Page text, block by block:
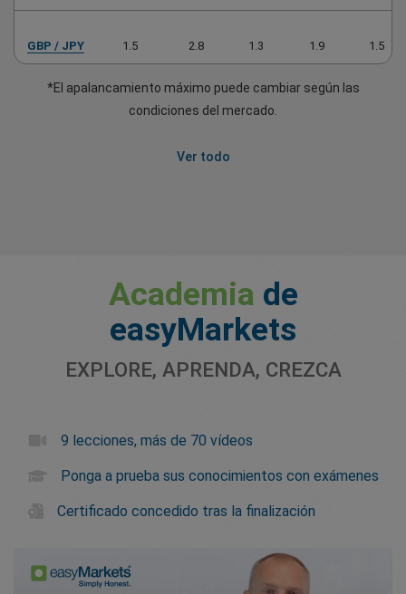
GBP / JPY 1.5 2.8 1.3 1.9 1.5
*El apalancamiento máximo puede cambiar según las
condiciones del mercado.
Ver todo
Academia de
easyMarkets
EXPLORE, APRENDA, CREZCA
9 lecciones, más de 70 vídeos
Ponga a prueba sus conocimientos con exámenes
Certificado concedido tras la finalización